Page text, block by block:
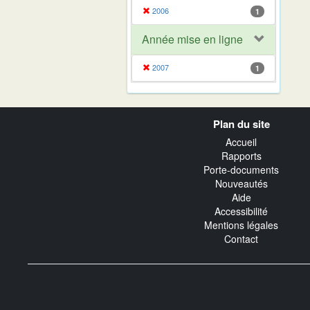
2006 1
Année mise en ligne
2007 1
Plan du site
Accueil
Rapports
Porte-documents
Nouveautés
Aide
Accessibilité
Mentions légales
Contact